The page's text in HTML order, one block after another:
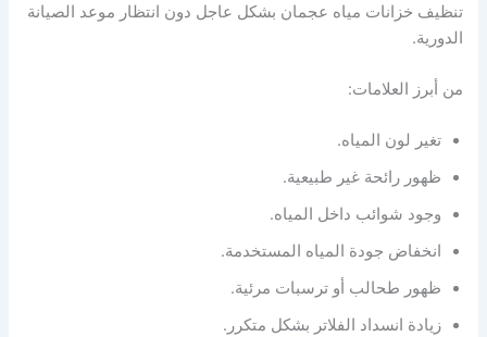
تنظيف خزانات مياه عجمان بشكل عاجل دون انتظار موعد الصيانة
الدورية.
من أبرز العلامات:
تغير لون المياه.
ظهور رائحة غير طبيعية.
وجود شوائب داخل المياه.
انخفاض جودة المياه المستخدمة.
ظهور طحالب أو ترسبات مرئية.
زيادة انسداد الفلاتر بشكل متكرر.